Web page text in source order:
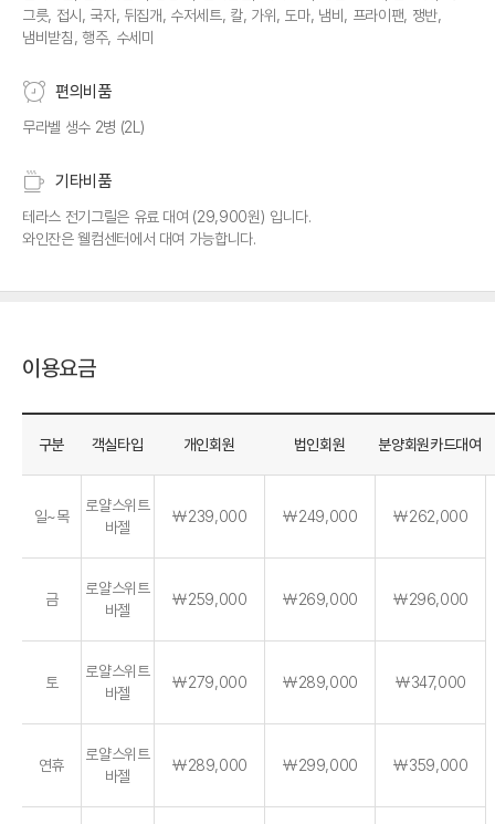
그릇, 접시, 국자, 뒤집개, 수저세트, 칼, 가위, 도마, 냄비, 프라이팬, 쟁반,
냄비받침, 행주, 수세미
편의비품
무라벨 생수 2병 (2L)
기타비품
테라스 전기그릴은 유료 대여 (29,900원) 입니다.
와인잔은 웰컴센터에서 대여 가능합니다.
이용요금
구분 객실타입 개인회원 법인회원 분양회원카드대여
일~목
로얄스위트
바젤
￦239,000 ￦249,000 ￦262,000
금
로얄스위트
바젤
￦259,000 ￦269,000 ￦296,000
토
로얄스위트
바젤
￦279,000 ￦289,000 ￦347,000
연휴
로얄스위트
바젤
￦289,000 ￦299,000 ￦359,000